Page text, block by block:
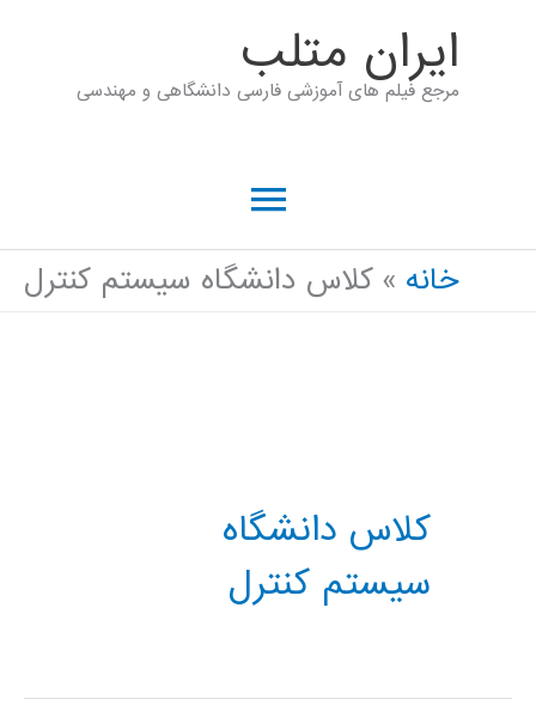
ايران متلب
مرجع فیلم های آموزشی فارسی دانشگاهی و مهندسی
فهرست
اصلی
خانه کلاس دانشگاه سیستم کنترل
کلاس دانشگاه
سیستم کنترل